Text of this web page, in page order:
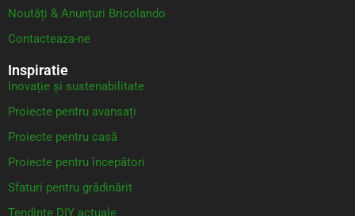
Noutăți & Anunțuri Bricolando
Contacteaza-ne
Inspiratie
Inovație și sustenabilitate
Proiecte pentru avansați
Proiecte pentru casă
Proiecte pentru începători
Sfaturi pentru grădinărit
Tendințe DIY actuale